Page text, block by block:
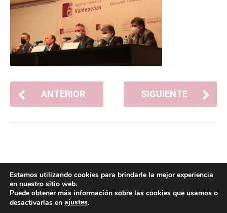
ANTERIOR SIGUIENTE
POLÍTICA DE COOKIES POLÍTICA DE PRIVACIDAD
Estamos utilizando cookies para brindarle la mejor experiencia
en nuestro sitio web.
Puede obtener más información sobre las cookies que usamos o
desactivarlas en ajustes.